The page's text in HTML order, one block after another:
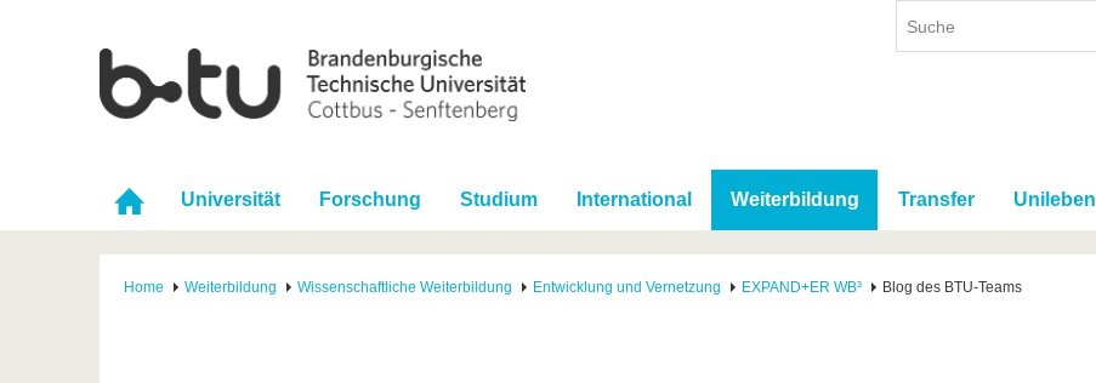
Universität Forschung Studium International Weiterbildung Transfer Unileben
Home Weiterbildung Wissenschaftliche Weiterbildung Entwicklung und Vernetzung EXPAND+ER WB³ Blog des BTU-Teams